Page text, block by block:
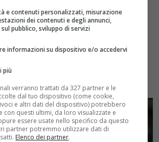
4 Agosto 2026
mantenere Gerry Scotti e La Ruota
prime time estivo di Canale 5,
il debutto di Enrico Pa
e contenuti personalizzati, misurazione
dei contenuti e degli annunci,
pubblico, sviluppo di servizi
informazioni su dispositivo e/o accedervi
più
verranno trattati da 327 partner e le
dal tuo dispositivo (come cookie,
e altri dati del dispositivo) potrebbero
con questi ultimi, da loro visualizzate e
essere usate nello specifico da questo
partner potremmo utilizzare dati di
Elenco dei partner.